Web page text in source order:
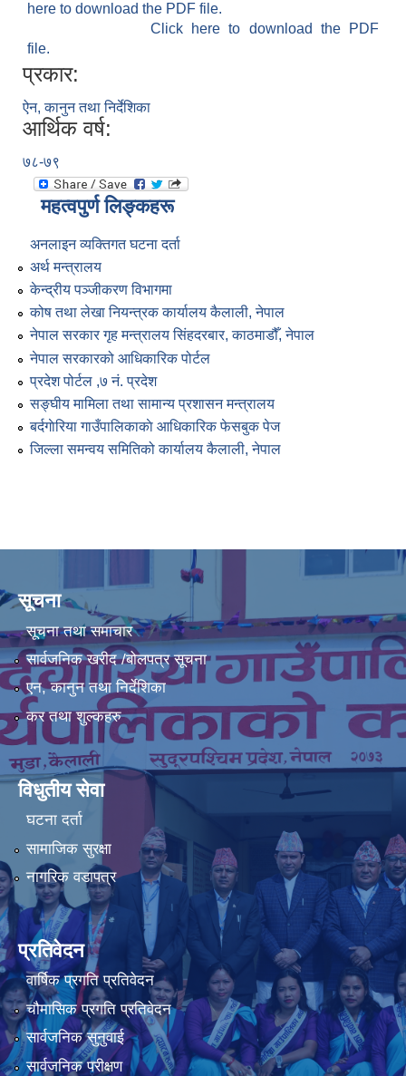
here to download the PDF file.
Click here to download the PDF
file.
प्रकार:
ऐन, कानुन तथा निर्देशिका
आर्थिक वर्ष:
७८-७९
महत्वपुर्ण लिङ्कहरू
अनलाइन व्यक्तिगत घटना दर्ता
अर्थ मन्त्रालय
केन्द्रीय पञ्जीकरण विभागमा
कोष तथा लेखा नियन्त्रक कार्यालय कैलाली, नेपाल
नेपाल सरकार गृह मन्त्रालय सिंहदरबार, काठमाडौँ, नेपाल
नेपाल सरकारको आधिकारिक पोर्टल
प्रदेश पोर्टल ,७ नं. प्रदेश
सङ्घीय मामिला तथा सामान्य प्रशासन मन्त्रालय
बर्दगाेरिया गाउँपालिकाकाे आधिकारिक फेसबुक पेज
जिल्ला समन्वय समितिको कार्यालय कैलाली, नेपाल
सूचना
सूचना तथा समाचार
सार्वजनिक खरीद /बोलपत्र सूचना
एन, कानुन तथा निर्देशिका
कर तथा शुल्कहरु
विधुतीय सेवा
घटना दर्ता
सामाजिक सुरक्षा
नागरिक वडापत्र
प्रतिवेदन
वार्षिक प्रगति प्रतिवेदन
चौमासिक प्रगति प्रतिवेदन
सार्वजनिक सुनुवाई
सार्वजनिक परीक्षण